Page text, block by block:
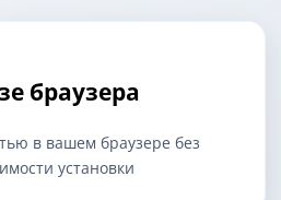
браузера
в вашем браузере без
установки